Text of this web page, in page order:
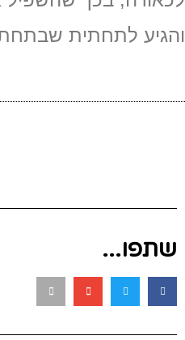
והגיע לתחתית
שתפו...